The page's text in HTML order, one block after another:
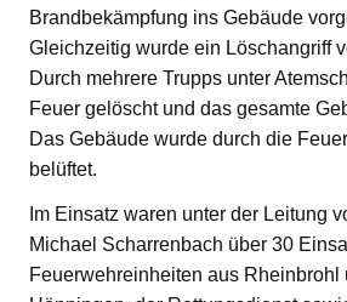
Brandbekämpfung ins Gebäude
Gleichzeitig wurde ein Löschangriff
Durch mehrere Trupps unter
Feuer gelöscht und das gesamte
Das Gebäude wurde durch die
belüftet.
Im Einsatz waren unter der Leitung
Michael Scharrenbach über 30
Feuerwehreinheiten aus Rheinbrohl